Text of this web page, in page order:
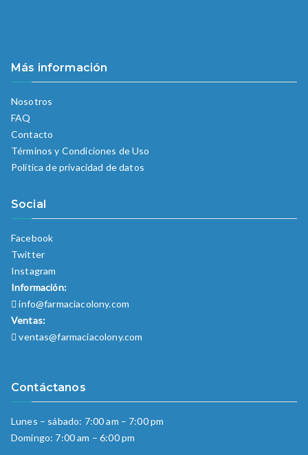
Más información
Nosotros
FAQ
Contacto
Términos y Condiciones de Uso
Política de privacidad de datos
Social
Facebook
Twitter
Instagram
Información:
info@farmaciacolony.com
Ventas:
ventas@farmaciacolony.com
Contáctanos
Lunes – sábado: 7:00 am – 7:00 pm
Domingo: 7:00 am – 6:00 pm